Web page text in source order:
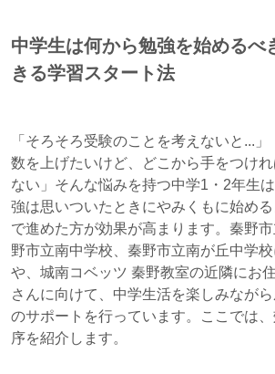
中学生は何から勉強を始めるべ
きる学習スタート法
「そろそろ受験のことを考えないと...
数を上げたいけど、どこから手をつけ
ない」そんな悩みを持つ中学1・2年生
強は思いついたときにやみくもに始め
で進めた方が効果が高まります。秦野
野市立南中学校、秦野市立南が丘中学
や、城南コベッツ 秦野教室の近隣にお
さんに向けて、中学生活を楽しみなが
のサポートを行っています。ここでは
序を紹介します。